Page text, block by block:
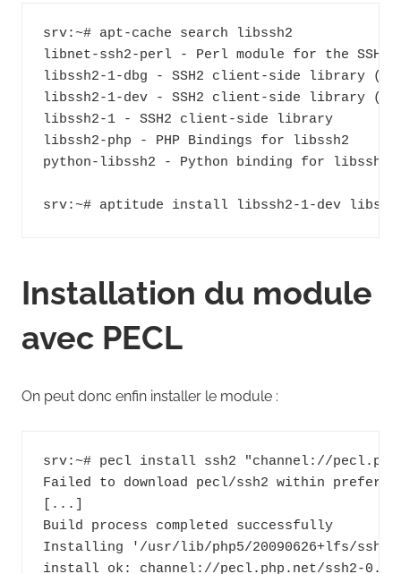
srv:~# apt-cache search libssh2
libnet-ssh2-perl - Perl module for the SSH
libssh2-1-dbg - SSH2 client-side library
libssh2-1-dev - SSH2 client-side library
libssh2-1 - SSH2 client-side library
libssh2-php - PHP Bindings for libssh2
python-libssh2 - Python binding for libssh2
srv:~# aptitude install libssh2-1-dev
Installation du module
avec PECL
On peut donc enfin installer le module :
srv:~# pecl install ssh2 "channel://
Failed to download pecl/ssh2 within
[...]
Build process completed successfully
Installing '/usr/lib/php5/20090626+lfs/
install ok: channel://pecl.php.net/ssh2-